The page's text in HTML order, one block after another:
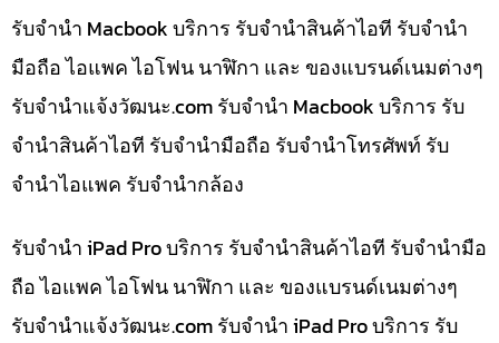
รับจำนำ Macbook บริการ รับจำนำสินค้าไอที รับจำนำ
มือถือ ไอแพค ไอโฟน นาฬิกา และ ของแบรนด์เนมต่างๆ
รับจํานําแจ้งวัฒนะ.com รับจำนำ Macbook บริการ รับ
จำนำสินค้าไอที รับจำนำมือถือ รับจำนำโทรศัพท์ รับ
จำนำไอแพค รับจำนำกล้อง
รับจำนำ iPad Pro บริการ รับจำนำสินค้าไอที รับจำนำมือ
ถือ ไอแพค ไอโฟน นาฬิกา และ ของแบรนด์เนมต่างๆ
รับจํานําแจ้งวัฒนะ.com รับจำนำ iPad Pro บริการ รับ